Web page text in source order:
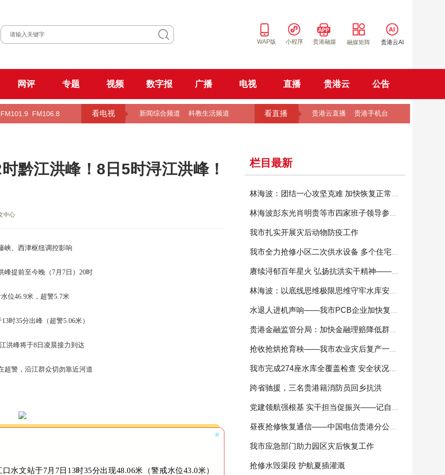
WAP版 小程序 贵港融媒 融媒矩阵 贵港云AI
网评 专题 视频 数字报 广播 电视 直播 贵港云 公告
FM101.9 FM106.8 看电视 新闻综合频道 科教生活频道 看直播 贵港云直播 贵港手机台
黔江洪峰！8日5时浔江洪峰！
中心
峡、西津枢纽调控影响
峰提前至今晚（7月7日）20时
位46.9米，超警5.7米
时35分出峰（超警5.06米）
洪峰将于8日凌晨接力到达
超警，沿江群众切勿靠近河道
口水文站于7月7日13时35分出现48.06米（警戒水位43.0米）
栏目最新
我市扎实开展灾后动物防疫工作
跨省驰援，三名贵港籍消防员回乡抗洪
我市应急部门助力园区灾后恢复工作
抢修水毁渠段 护航夏插灌溉